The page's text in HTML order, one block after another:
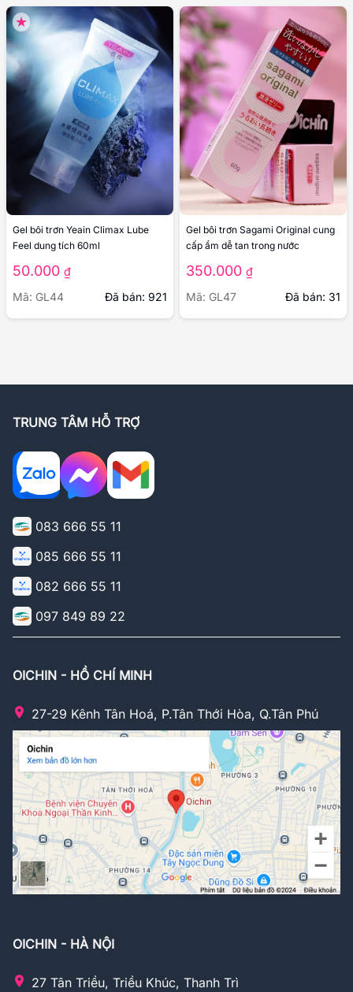
Gel bôi trơn Yeain Climax Lube
Feel dung tích 60ml
50.000 ₫
Mã: GL44
Đã bán: 921
Gel bôi trơn Sagami Original cung
cấp ẩm dễ tan trong nước
350.000 ₫
Mã: GL47
Đã bán: 31
TRUNG TÂM HỖ TRỢ
083 666 55 11
085 666 55 11
082 666 55 11
097 849 89 22
OICHIN - HỒ CHÍ MINH
27-29 Kênh Tân Hoá, P.Tân Thới Hòa, Q.Tân Phú
OICHIN - HÀ NỘI
27 Tân Triều, Triều Khúc, Thanh Trì